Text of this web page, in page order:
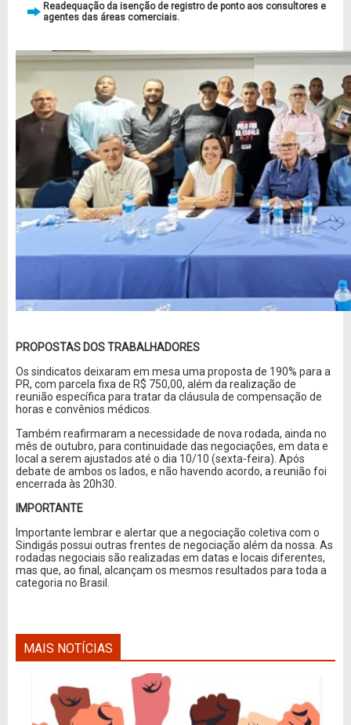
Readequação da isenção de registro de ponto aos consultores e
agentes das áreas comerciais.
PROPOSTAS DOS TRABALHADORES
Os sindicatos deixaram em mesa uma proposta de 190% para a
PR, com parcela fixa de R$ 750,00, além da realização de
reunião específica para tratar da cláusula de compensação de
horas e convênios médicos.
Também reafirmaram a necessidade de nova rodada, ainda no
mês de outubro, para continuidade das negociações, em data e
local a serem ajustados até o dia 10/10 (sexta-feira). Após
debate de ambos os lados, e não havendo acordo, a reunião foi
encerrada às 20h30.
IMPORTANTE
Importante lembrar e alertar que a negociação coletiva com o
Sindigás possui outras frentes de negociação além da nossa. As
rodadas negociais são realizadas em datas e locais diferentes,
mas que, ao final, alcançam os mesmos resultados para toda a
categoria no Brasil.
MAIS NOTÍCIAS